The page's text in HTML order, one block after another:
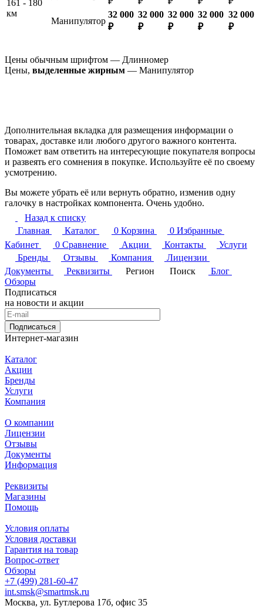
161 - 180
км
Манипулятор
32 000
₽
32 000
₽
32 000
₽
32 000
₽
32 000
₽
Цены обычным шрифтом — Длинномер
Цены, выделенные жирным — Манипулятор
Дополнительная вкладка для размещения информации о
товарах, доставке или любого другого важного контента.
Поможет вам ответить на интересующие покупателя вопросы
и развеять его сомнения в покупке. Используйте её по своему
усмотрению.
Вы можете убрать её или вернуть обратно, изменив одну
галочку в настройках компонента. Очень удобно.
Назад к списку
Главная
Каталог 0 Корзина 0 Избранные
Кабинет
0 Сравнение Акции Контакты
Услуги
Бренды
Отзывы Компания
Лицензии
Документы
Реквизиты Регион Поиск
Блог
Обзоры
Подписаться
на новости и акции
Подписаться
Интернет-магазин
Каталог
Акции
Бренды
Услуги
Компания
О компании
Лицензии
Отзывы
Документы
Информация
Реквизиты
Магазины
Помощь
Условия оплаты
Условия доставки
Гарантия на товар
Вопрос-ответ
Обзоры
+7 (499) 281-60-47
int.smsk@smartmsk.ru
Москва, ул. Бутлерова 17б, офис 35